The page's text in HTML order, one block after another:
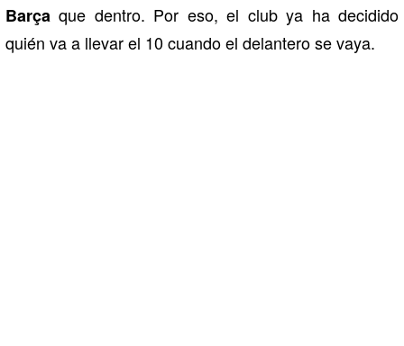
Barçaque dentro. Por eso, el club ya ha decidido
quién va a llevar el 10 cuando el delantero se vaya.